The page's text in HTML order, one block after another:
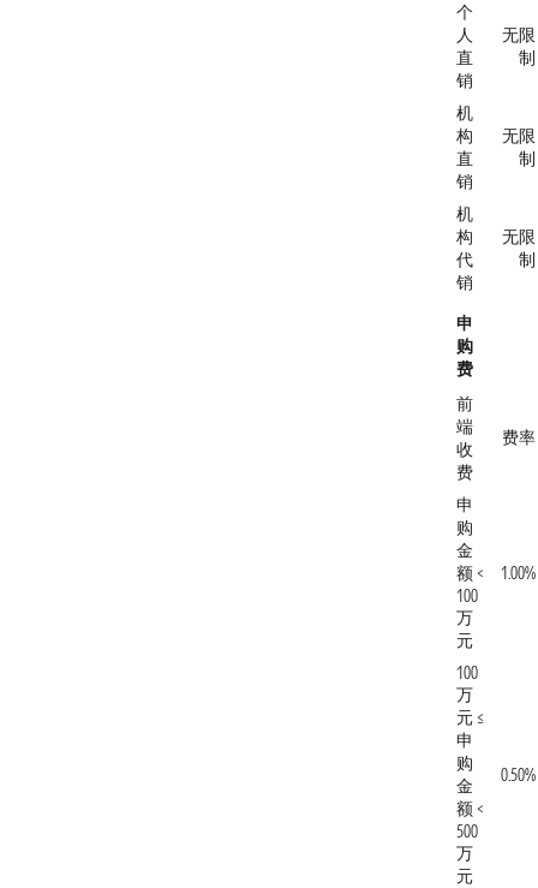
个
人
直
销
无限
制
机
构
直
销
无限
制
机
构
代
销
无限
制
申
购
费
前
端
收
费
费率
申
购
金
额 <
100
万
元
1.00%
100
万
元 ≤
申
购
金
额 <
500
万
元
0.50%